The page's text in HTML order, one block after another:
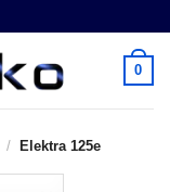
0
/ Elektra 125e